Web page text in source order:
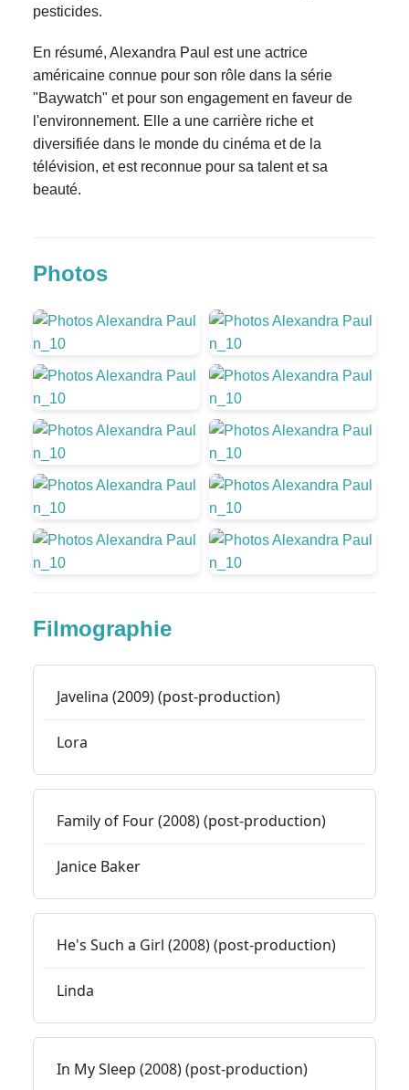
pesticides.
En résumé, Alexandra Paul est une actrice
américaine connue pour son rôle dans la série
"Baywatch" et pour son engagement en faveur de
l'environnement. Elle a une carrière riche et
diversifiée dans le monde du cinéma et de la
télévision, et est reconnue pour sa talent et sa
beauté.
Photos
Filmographie
Javelina (2009) (post-production)
Lora
Family of Four (2008) (post-production)
Janice Baker
He's Such a Girl (2008) (post-production)
Linda
In My Sleep (2008) (post-production)